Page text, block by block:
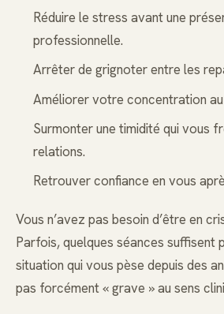
Réduire le stress avant une
professionnelle.
Arrêter de grignoter entre les
Améliorer votre concentration
Surmonter une timidité qui vous
relations.
Retrouver confiance en vous
Vous n’avez pas besoin d’être en
Parfois, quelques séances suffisent
situation qui vous pèse depuis des
pas forcément « grave » au sens